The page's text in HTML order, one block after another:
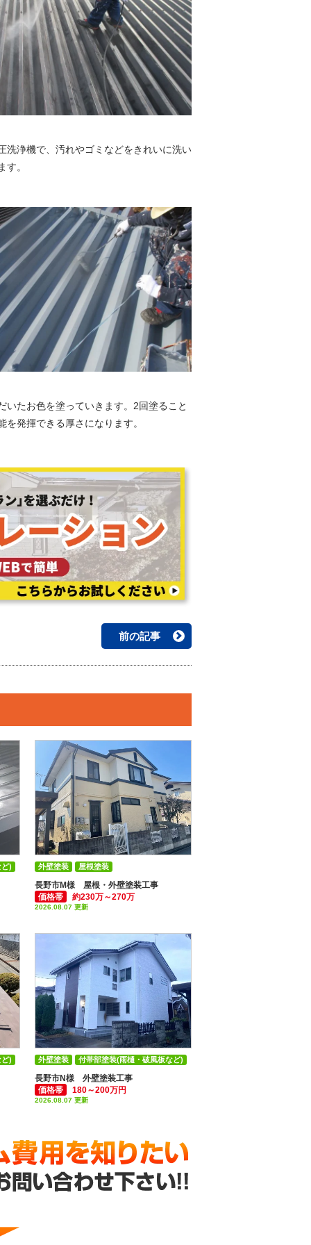
洗浄機で、汚れやゴミなどをきれいに洗い
す。
いたお色を塗っていきます。2回塗ること
を発揮できる厚さになります。
前の記事
)
長野市M様 屋根・外壁塗装工事
価格帯
約230万～270万
2026.08.07 更新
外壁塗装
屋根塗装
付帯部塗装(雨樋・破風板など)
)
長野市N様 外壁塗装工事
価格帯
180～200万円
2026.08.07 更新
外壁塗装 付帯部塗装(雨樋・破風板など)